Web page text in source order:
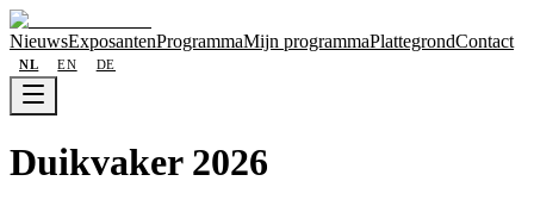
NieuwsExposantenProgrammaMijn programmaPlattegrondContact
NL EN DE
Duikvaker 2026